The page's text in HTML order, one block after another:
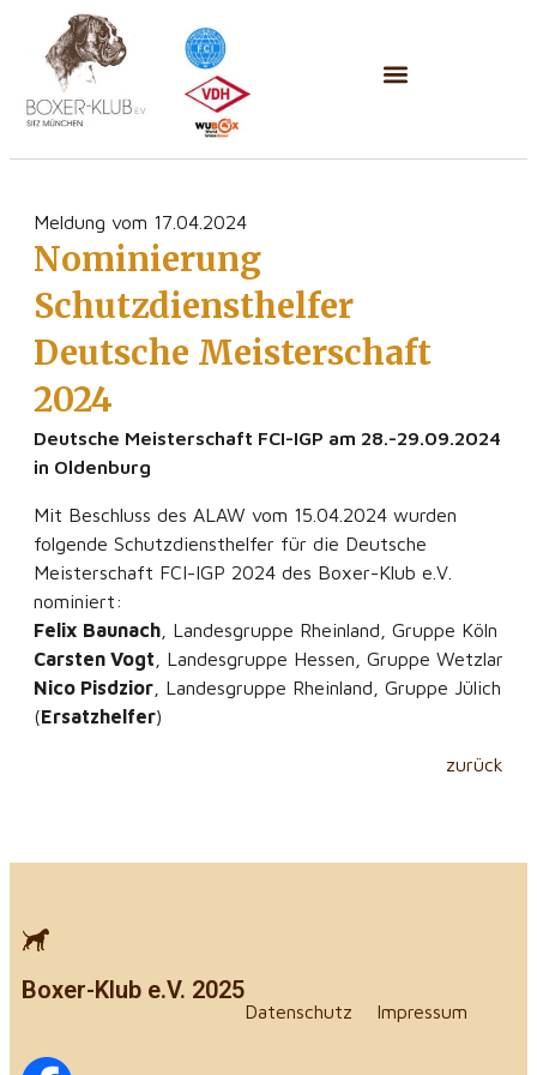
zurück
Meldung vom 17.04.2024
Nominierung
Schutzdiensthelfer
Deutsche Meisterschaft
2024
Deutsche Meisterschaft FCI-IGP am 28.-29.09.2024
in Oldenburg
Mit Beschluss des ALAW vom 15.04.2024 wurden
folgende Schutzdiensthelfer für die Deutsche
Meisterschaft FCI-IGP 2024 des Boxer-Klub e.V.
nominiert:
Felix Baunach , Landesgruppe Rheinland, Gruppe Köln
Carsten Vogt , Landesgruppe Hessen, Gruppe Wetzlar
Nico Pisdzior , Landesgruppe Rheinland, Gruppe Jülich
(Ersatzhelfer)
Boxer-Klub e.V. 2025
Datenschutz Impressum